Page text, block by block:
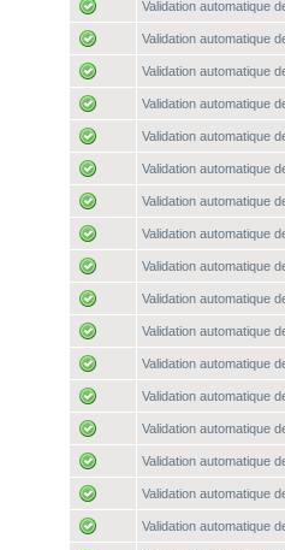
Validation automatique
Validation automatique
Validation automatique
Validation automatique
Validation automatique
Validation automatique
Validation automatique
Validation automatique
Validation automatique
Validation automatique
Validation automatique
Validation automatique
Validation automatique
Validation automatique
Validation automatique
Validation automatique
Validation automatique